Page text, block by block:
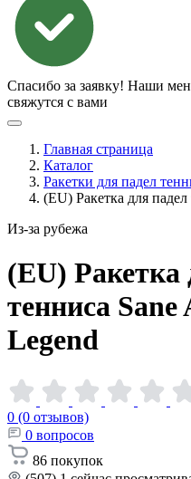
Спасибо за заявку! Наши
свяжутся с вами
Главная страница
Каталог
Ракетки для падел
(EU) Ракетка для
Из-за рубежа
(EU) Ракетка
тенниса Sane
Legend
0 (0 отзывов)
0 вопросов
86 покупок